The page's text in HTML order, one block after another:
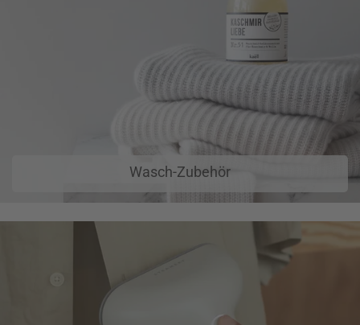
Wasch-Zubehör